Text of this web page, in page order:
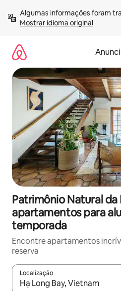
para
Mostrar idioma original
Patrimônio Natural da
apartamentos para
temporada
Encontre apartamentos
reserva
Localização
Quando os resultados